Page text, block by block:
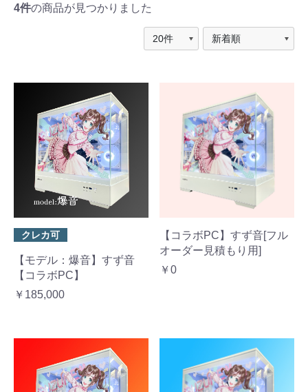
4件の商品が見つかりました
クレカ可
【モデル：爆音】すず音
【コラボPC】
￥185,000
【コラボPC】すず音[フル
オーダー見積もり用]
￥0